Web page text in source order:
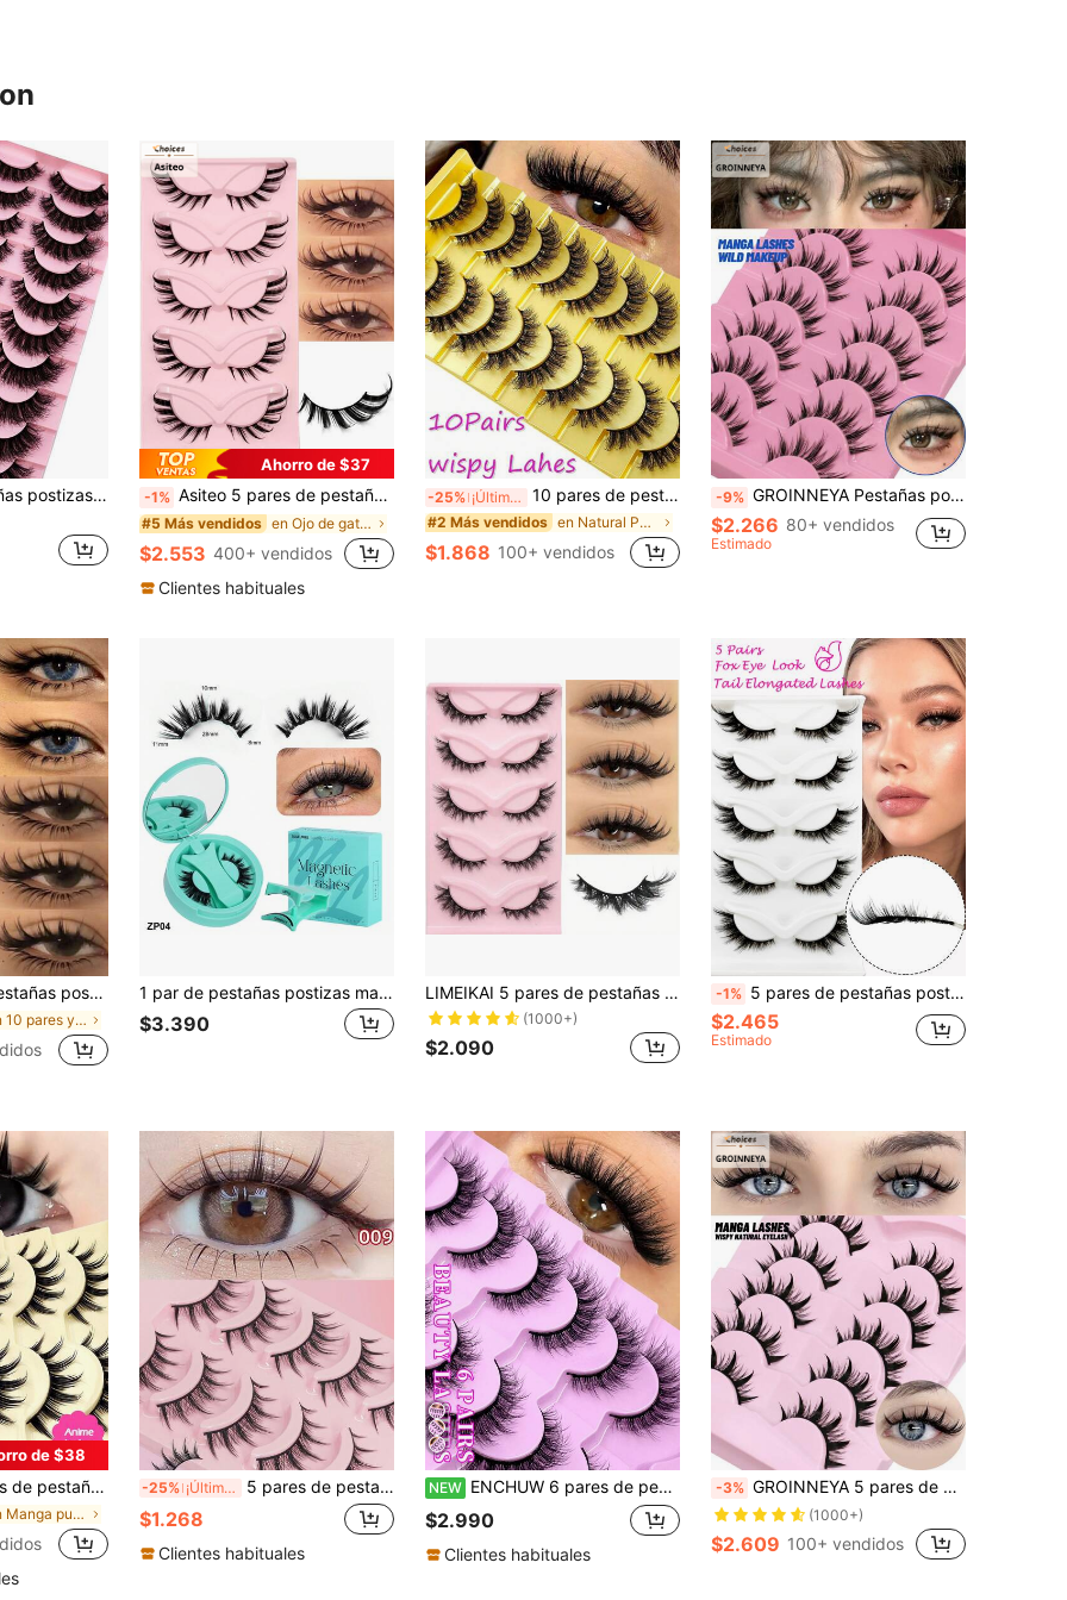
10 pares de pestañas postizas de tira D Curl rusas 3D de visón sintético, esponjosas y tupidas con banda negra, aspecto suave y natural, reutilizables para maquillaje diario
Ahorro de $37
-1% Asiteo 5 pares de pestañas postizas de ojo de gato, pestañas de visón falso, 3D rizado, natural y realista, con extremos desordenados, alarga la forma del ojo, estilo de dibujos animados, banda de pestañas negra suave
#5 Más vendidos en Ojo de gato Pestañas postizas
$2.553 400+ vendidos
Clientes habituales
-25% ¡Últimos 3 días 10 pares de pestañas postizas de piel de visón 5D, estilo cruzado denso, naturales pero deslumbrantes
#2 Más vendidos en Natural Pestañas postizas
$1.868 100+ vendidos
-9% GROINNEYA Pestañas postizas manga con banda transparente, pestañas postizas naturales cruzadas y difuminadas, herramientas de maquillaje para cosplay (QY03) Tiras de pestañas, pestañas, pestañas postizas
$2.266 80+ vendidos
Estimado
herramienta de maquillaje de extensión de pestañas con efecto húmedo - Pestañas postizas en tiras
en 10 pares y más Pestañas postizas
1 par de pestañas postizas magnéticas naturales con aplicador, pestañas magnéticas suaves, sin necesidad de pegamento, reutilizables, adecuadas para principiantes
$3.390
LIMEIKAI 5 pares de pestañas postizas de ojos de zorro de dibujos animados - Pestañas postizas de visón falso 3D delicadas con efecto de ojos de gato, crean una mirada natural de ojos de gato, pestañas postizas, pestañas, pestañas postizas
(1000+)
$2.090
-1% 5 pares de pestañas postizas extra largas de estilo ojo de gato oblicuo de 15 mm con efecto de piel de marta falsa, pestañas postizas de tira
$2.465
Estimado
de $38
adecuadas para principiantes, forma de ojos de muñeca, aplicables para cosplay, fiestas, Halloween y otras ocasiones
en Manga puntiagudo Pestañas postizas
-25% ¡Últimos 3 días 5 pares de pestañas postizas manga completas nuevas, naturales, suaves y difuminadas
$1.268
Clientes habituales
NEW ENCHUW 6 pares de pestañas de manga estilo anime, pestañas de aspecto natural, esponjosas y sedosas, pestañas postizas que parecen extensiones, pestañas postizas
$2.990
Clientes habituales
-3% GROINNEYA 5 pares de pestañas postizas de estilo de dibujos animados de visón falso inspiradas en anime, gruesas y naturales, herramientas de maquillaje para cosplay (5-S1) Pestañas postizas, pestañas, pestañas falsas
(1000+)
$2.609 100+ vendidos